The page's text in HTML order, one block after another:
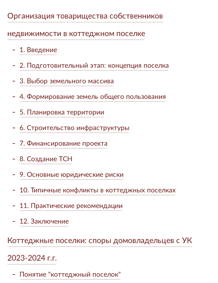
Организация товарищества собственников
недвижимости в коттеджном поселке
1. Введение
2. Подготовительный этап: концепция поселка
3. Выбор земельного массива
4. Формирование земель общего пользования
5. Планировка территории
6. Строительство инфраструктуры
7. Финансирование проекта
8. Создание ТСН
9. Основные юридические риски
10. Типичные конфликты в коттеджных поселках
11. Практические рекомендации
12. Заключение
Коттеджные поселки: споры домовладельцев с УК
2023-2024 г.г.
Понятие "коттеджный поселок"